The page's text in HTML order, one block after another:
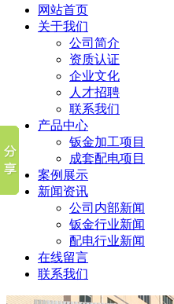
网站首页
关于我们
公司简介
资质认证
企业文化
人才招聘
联系我们
产品中心
钣金加工项目
成套配电项目
案例展示
新闻资讯
公司内部新闻
钣金行业新闻
配电行业新闻
在线留言
联系我们